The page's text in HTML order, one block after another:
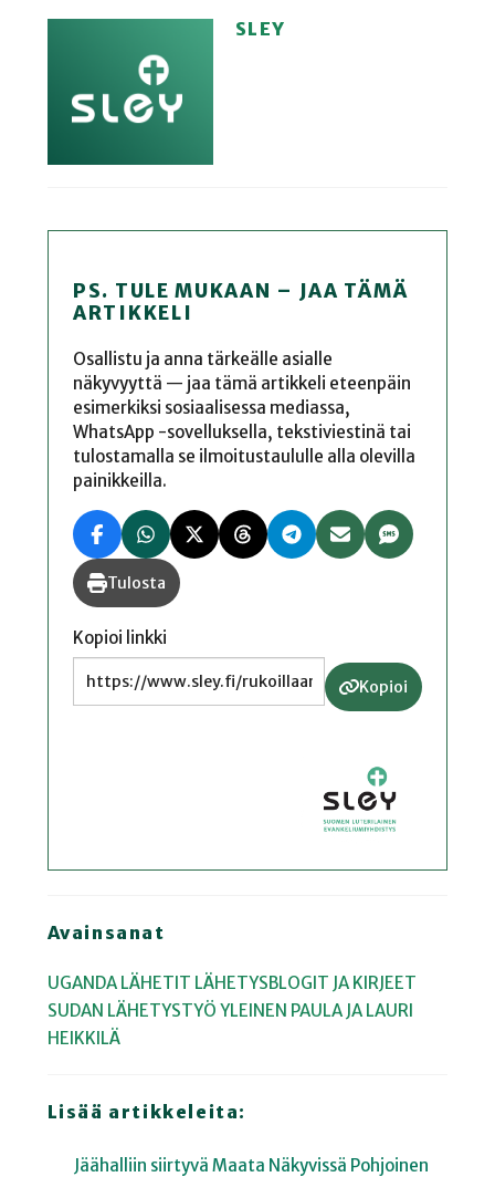
SLEY
PS. TULE MUKAAN – JAA TÄMÄ
ARTIKKELI
Osallistu ja anna tärkeälle asialle
näkyvyyttä — jaa tämä artikkeli eteenpäin
esimerkiksi sosiaalisessa mediassa,
WhatsApp -sovelluksella, tekstiviestinä tai
tulostamalla se ilmoitustaululle alla olevilla
painikkeilla.
Tulosta
Kopioi linkki
Kopioi
Avainsanat
UGANDA LÄHETIT LÄHETYSBLOGIT JA KIRJEET
SUDAN LÄHETYSTYÖ YLEINEN PAULA JA LAURI
HEIKKILÄ
Lisää artikkeleita:
Jäähalliin siirtyvä Maata Näkyvissä Pohjoinen